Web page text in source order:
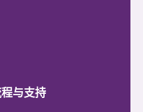
与支持